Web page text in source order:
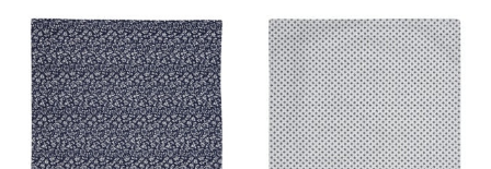
Kategorier
Merke